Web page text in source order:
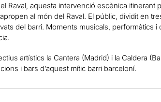
Raval, aquesta intervenció escènica itinerant
al món del Raval. El públic, dividit en
del barri. Moments musicals, performàtics i
artístics la Cantera (Madrid) i la Caldera
i bars d’aquest mític barri barceloní.